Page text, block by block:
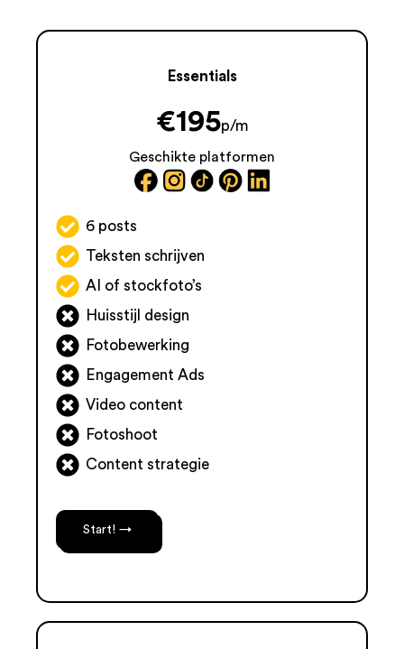
Essentials
€195p/m
Geschikte platformen
6 posts
Teksten schrijven
AI of stockfoto’s
Huisstijl design
Fotobewerking
Engagement Ads
Video content
Fotoshoot
Content strategie
Start! →